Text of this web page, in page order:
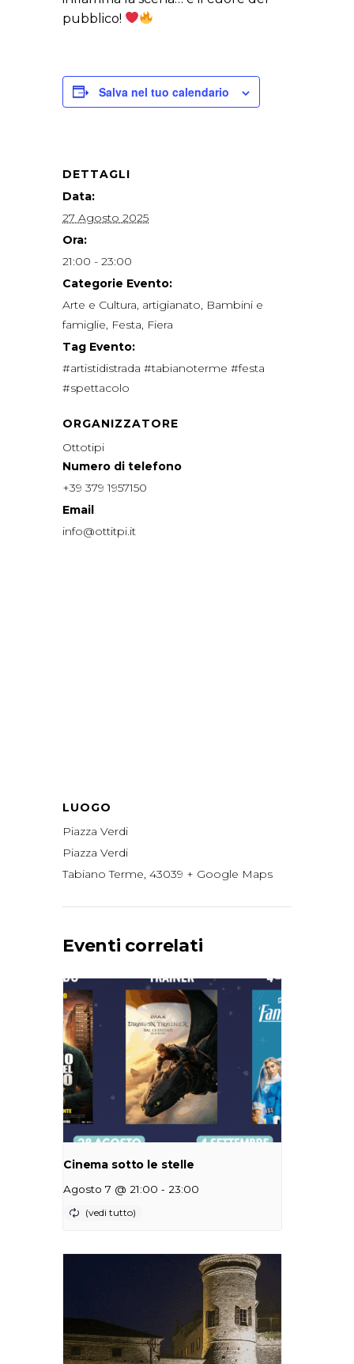
pubblico!
Salva nel tuo calendario
DETTAGLI
Data:
27 Agosto 2025
Ora:
21:00 - 23:00
Categorie Evento:
Arte e Cultura artigianato Bambini e
famiglie Festa Fiera
Tag Evento:
#artistidistrada #tabianoterme #festa
#spettacolo
ORGANIZZATORE
Ottotipi
Numero di telefono
+39 379 1957150
Email
info@ottitpi.it
LUOGO
Piazza Verdi
Piazza Verdi
Tabiano Terme 43039 + Google Maps
Eventi correlati
Cinema sotto le stelle
Agosto 7 @ 21:00 - 23:00